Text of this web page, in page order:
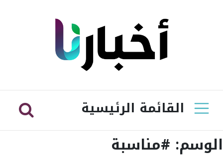
القائمة الرئيسية
الوسم: #مناسبة